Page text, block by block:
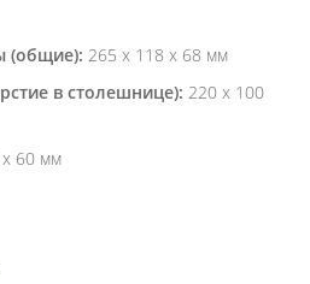
(общие): 265 x 118 x 68 мм
в столешнице): 220 x 100
60 мм